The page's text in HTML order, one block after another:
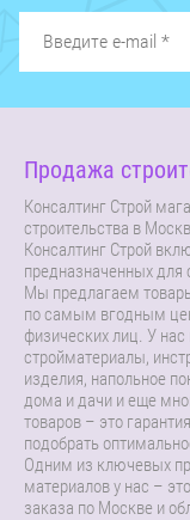
Продажа
Консалтинг Строй
строительства в
Консалтинг Строй
предназначенных для
Мы предлагаем
по самым вгодным
физических лиц. У
стройматериалы,
изделия, напольное
дома и дачи и еще
товаров – это
подобрать
Одним из ключевых
материалов у нас –
заказа по Москве и